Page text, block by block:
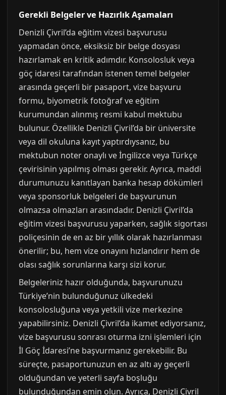
Gerekli Belgeler ve Hazırlık Aşamaları
Denizli Çivril’da eğitim vizesi başvurusu
yapmadan önce, eksiksiz bir belge dosyası
hazırlamak en kritik adımdır. Konsolosluk veya
göç idaresi tarafından istenen temel belgeler
arasında geçerli bir pasaport, vize başvuru
formu, biyometrik fotoğraf ve eğitim
kurumundan alınmış resmi kabul mektubu
bulunur. Özellikle Denizli Çivril’da bir üniversite
veya dil okuluna kayıt yaptırdıysanız, bu
mektubun noter onaylı ve İngilizce veya Türkçe
çevirisinin yapılmış olması gerekir. Ayrıca, maddi
durumunuzu kanıtlayan banka hesap dökümleri
veya sponsorluk belgeleri de başvurunun
olmazsa olmazları arasındadır. Denizli Çivril’da
eğitim vizesi başvurusu yaparken, sağlık sigortası
poliçesinin de en az bir yıllık olarak hazırlanması
önerilir; bu, hem vize onayını hızlandırır hem de
olası sağlık sorunlarına karşı sizi korur.
Belgeleriniz hazır olduğunda, başvurunuzu
Türkiye’nin bulunduğunuz ülkedeki
konsolosluğuna veya yetkili vize merkezine
yapabilirsiniz. Denizli Çivril’da ikamet ediyorsanız,
vize başvurusu sonrası oturma izni işlemleri için
İl Göç İdaresi’ne başvurmanız gerekebilir. Bu
süreçte, pasaportunuzun en az altı ay geçerli
olduğundan ve yeterli sayfa boşluğu
bulunduğundan emin olun. Ayrıca, Denizli Çivril